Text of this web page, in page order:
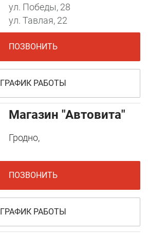
ул. Победы, 28
ул. Тавлая, 22
ПОЗВОНИТЬ
ГРАФИК РАБОТЫ
Магазин "Автовита"
Гродно,
ПОЗВОНИТЬ
ГРАФИК РАБОТЫ